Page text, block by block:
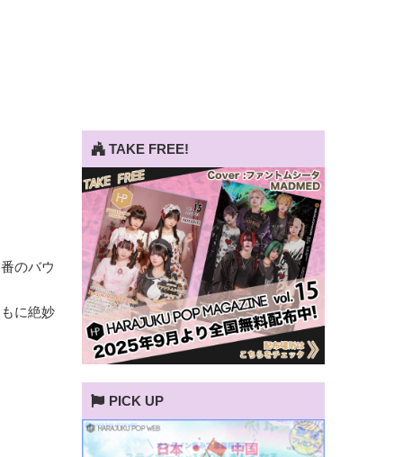
のバウ
に絶妙
TAKE FREE!
PICK UP